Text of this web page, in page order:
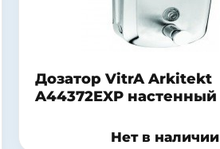
Дозатор VitrA Arkitekt
A44372EXP настенный
Нет в наличии